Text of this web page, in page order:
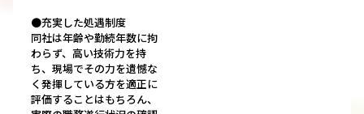
●充実した処遇制度
同社は年齢や勤続年数に拘
わらず、高い技術力を持
ち、現場でその力を遺憾な
く発揮している方を適正に
評価することはもちろん、